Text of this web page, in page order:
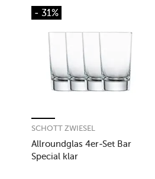
- 31%
Allroundglas 4er-Set Bar
Special klar
SCHOTT ZWIESEL